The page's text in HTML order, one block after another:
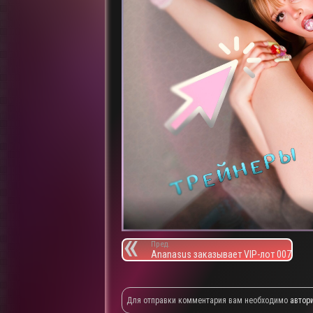
Пред.
Ananasus заказывает VIP-лот 007
Для отправки комментария вам необходимо